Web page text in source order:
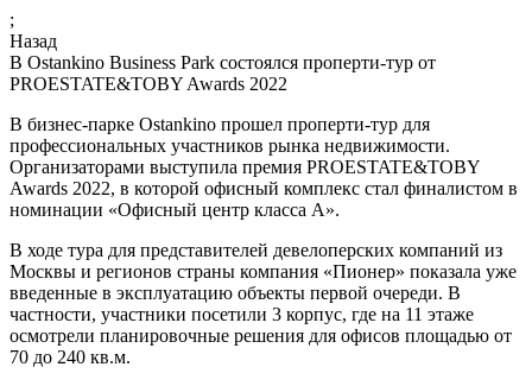
;
Назад
В Ostankino Business Park состоялся проперти-тур от
PROESTATE&TOBY Awards 2022
В бизнес-парке Ostankino прошел проперти-тур для
профессиональных участников рынка недвижимости.
Организаторами выступила премия PROESTATE&TOBY
Awards 2022, в которой офисный комплекс стал финалистом в
номинации «Офисный центр класса А».
В ходе тура для представителей девелоперских компаний из
Москвы и регионов страны компания «Пионер» показала уже
введенные в эксплуатацию объекты первой очереди. В
частности, участники посетили 3 корпус, где на 11 этаже
осмотрели планировочные решения для офисов площадью от
70 до 240 кв.м.